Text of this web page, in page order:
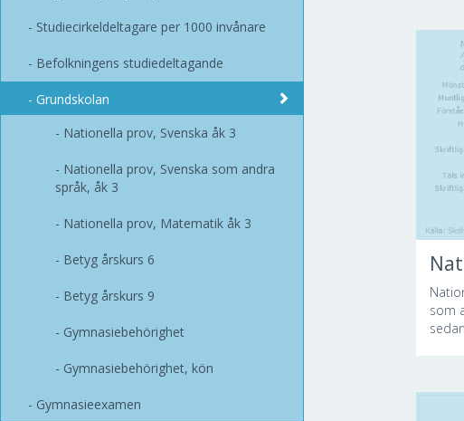
Studiecirkeldeltagare per 1000 invånare
Befolkningens studiedeltagande
Grundskolan
Nationella prov, Svenska åk 3
Nationella prov, Svenska som andra
språk, åk 3
Nationella prov, Matematik åk 3
Betyg årskurs 6
Betyg årskurs 9
Gymnasiebehörighet
Gymnasiebehörighet, kön
Gymnasieexamen
som